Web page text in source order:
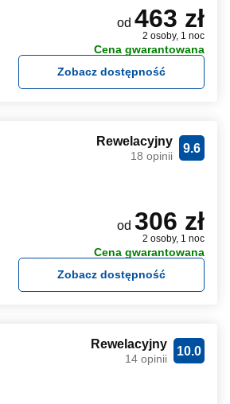
od 463 zł
2 osoby, 1 noc
Cena gwarantowana
Zobacz dostępność
9.6
Rewelacyjny
18 opinii
od 306 zł
2 osoby, 1 noc
Cena gwarantowana
Zobacz dostępność
10.0
Rewelacyjny
14 opinii